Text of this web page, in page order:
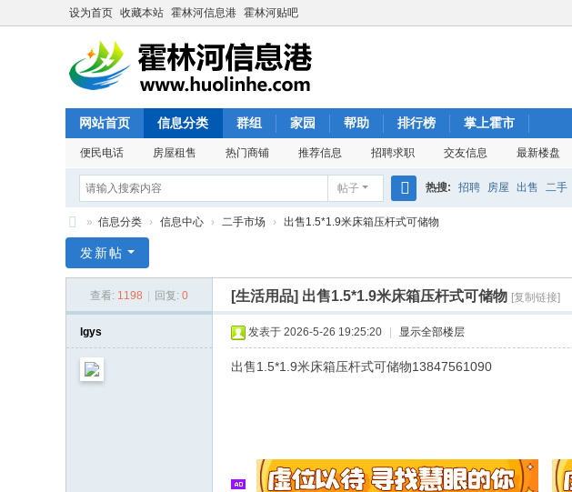
设为首页 收藏本站 霍林河信息港 霍林河贴吧
网站首页 信息分类 群组 家园 帮助 排行榜 掌上霍市
便民电话 房屋租售 热门商铺 推荐信息 招聘求职 交友信息 最新楼盘
帖子
搜
热搜: 招聘 房屋 出售 二手
林
» 信息分类 › 信息中心 › 二手市场 › 出售1.5*1.9米床箱压杆式可储物
发新帖
查看: 1198 回复: 0 [生活用品] 出售1.5*1.9米床箱压杆式可储物 [复制链接]
lgys 发表于 2026-5-26 19:25:20 显示全部楼层
出售1.5*1.9米床箱压杆式可储物13847561090